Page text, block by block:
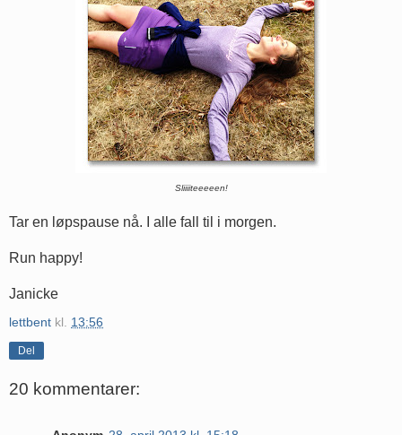
Sliiiiteeeeen!
Tar en løpspause nå. I alle fall til i morgen.
Run happy!
Janicke
lettbent kl. 13:56
Del
20 kommentarer: